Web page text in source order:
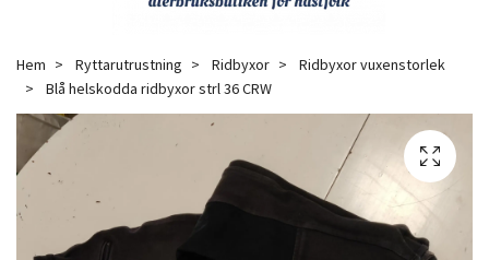
Hem Ryttarutrustning Ridbyxor
Ridbyxor vuxenstorlek
Blå helskodda ridbyxor strl 36 CRW